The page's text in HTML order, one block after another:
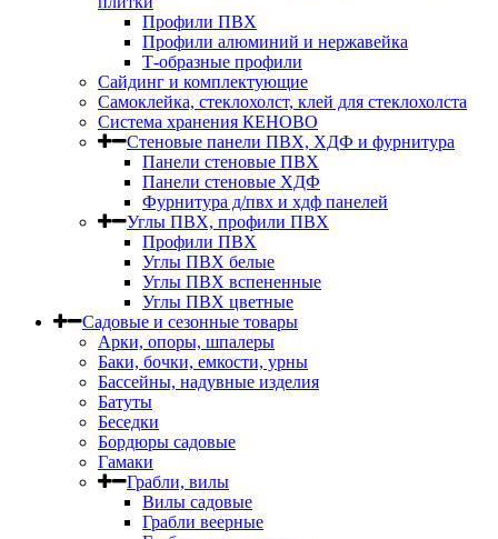
Профили ПВХ
Профили алюминий и нержавейка
Т-образные профили
Сайдинг и комплектующие
Самоклейка, стеклохолст, клей для стеклохолста
Система хранения КЕНОВО
Стеновые панели ПВХ, ХДФ и фурнитура
Панели стеновые ПВХ
Панели стеновые ХДФ
Фурнитура д/пвх и хдф панелей
Углы ПВХ, профили ПВХ
Профили ПВХ
Углы ПВХ белые
Углы ПВХ вспененные
Углы ПВХ цветные
Садовые и сезонные товары
Арки, опоры, шпалеры
Баки, бочки, емкости, урны
Бассейны, надувные изделия
Батуты
Беседки
Бордюры садовые
Гамаки
Грабли, вилы
Вилы садовые
Грабли веерные